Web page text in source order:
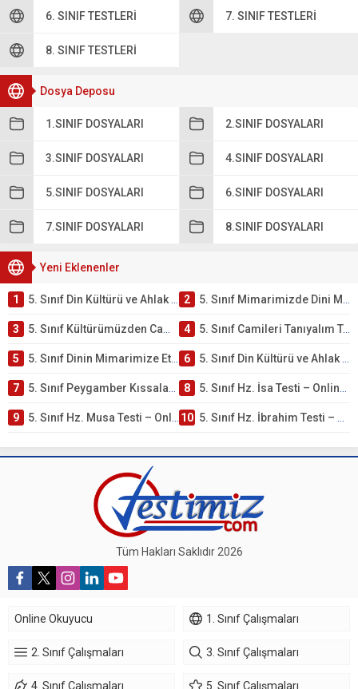
6. SINIF TESTLERI 7. SINIF TESTLERI
8. SINIF TESTLERI
Dosya Deposu
1.SINIF DOSYALARI 2.SINIF DOSYALARI
3.SINIF DOSYALARI 4.SINIF DOSYALARI
5.SINIF DOSYALARI 6.SINIF DOSYALARI
7.SINIF DOSYALARI 8.SINIF DOSYALARI
Yeni Eklenenler
1 5. Sınıf Din Kültürü ve Ahlak Bilgisi 4. Ünite: Mimarimizde Dini Motifler Çalışmaları 2 5. Sınıf Mimarimizde Dini Motifler Ünite Testi – Online Çöz
3 5. Sınıf Kültürümüzden Cami Örnekleri Testi – Online Çöz 4 5. Sınıf Camileri Tanıyalım Testi – Online Çöz
5 5. Sınıf Dinin Mimarimize Etkisi Testi – Online Çöz 6 5. Sınıf Din Kültürü ve Ahlak Bilgisi 4. Ünite: Peygamber Kıssaları Çalışmaları
7 5. Sınıf Peygamber Kıssaları Ünite Testi – Online Çöz 8 5. Sınıf Hz. İsa Testi – Online Çöz
9 5. Sınıf Hz. Musa Testi – Online Çöz 10 5. Sınıf Hz. İbrahim Testi – Online Çöz
Tüm Hakları Saklıdır 2026
Online Okuyucu 1. Sınıf Çalışmaları
2. Sınıf Çalışmaları 3. Sınıf Çalışmaları
4. Sınıf Çalışmaları 5. Sınıf Çalışmaları